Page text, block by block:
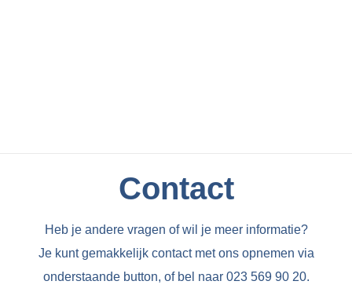
Contact
Heb je andere vragen of wil je meer informatie?
Je kunt gemakkelijk contact met ons opnemen via
onderstaande button, of bel naar 023 569 90 20.